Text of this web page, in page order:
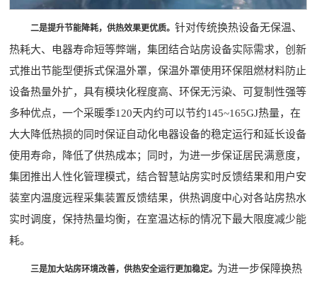
二是提升节能降耗，供热效果更优质。针对传统换热设备无保温、
热耗大、电器寿命短等弊端，集团结合站房设备实际需求，创新
式推出节能型便拆式保温外罩，保温外罩使用环保阻燃材料防止
设备热量外扩，具有模块化程度高、环保无污染、可复制性强等
多种优点，一个采暖季120天内约可以节约145~165GJ热量，在
大大降低热损的同时保证自动化电器设备的稳定运行和延长设备
使用寿命，降低了供热成本；同时，为进一步保证居民满意度，
集团推出人性化管理模式，结合智慧站房实时反馈结果和用户安
装室内温度远程采集装置反馈结果，供热调度中心对各站房热水
实时调度，保持热量均衡，在室温达标的情况下最大限度减少能
耗。
三是加大站房环境改善，供热安全运行更加稳定。 为进一步保障换热